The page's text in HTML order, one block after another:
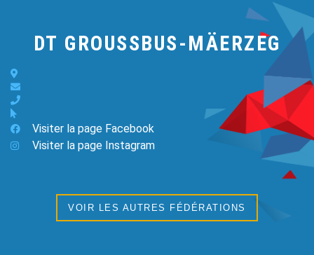
DT GROUSSBUS-MÄERZEG
Visiter la page Facebook
Visiter la page Instagram
VOIR LES AUTRES FÉDÉRATIONS